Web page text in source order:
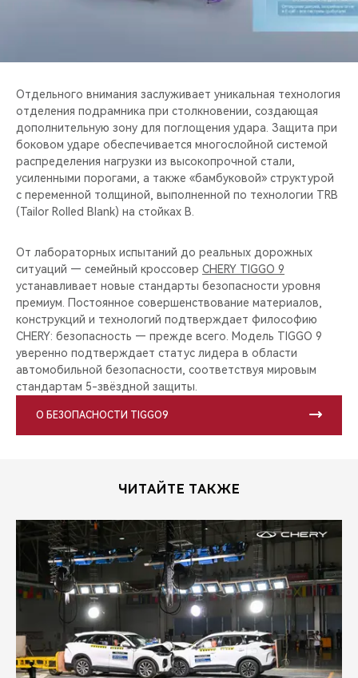
Отдельного внимания заслуживает уникальная технология
отделения подрамника при столкновении, создающая
дополнительную зону для поглощения удара. Защита при
боковом ударе обеспечивается многослойной системой
распределения нагрузки из высокопрочной стали,
усиленными порогами, а также «бамбуковой» структурой
с переменной толщиной, выполненной по технологии TRB
(Tailor Rolled Blank) на стойках B.
От лабораторных испытаний до реальных дорожных
ситуаций — семейный кроссовер CHERY TIGGO 9
устанавливает новые стандарты безопасности уровня
премиум. Постоянное совершенствование материалов,
конструкций и технологий подтверждает философию
CHERY: безопасность — прежде всего. Модель TIGGO 9
уверенно подтверждает статус лидера в области
автомобильной безопасности, соответствуя мировым
стандартам 5-звёздной защиты.
О БЕЗОПАСНОСТИ TIGGO9
ЧИТАЙТЕ ТАКЖЕ